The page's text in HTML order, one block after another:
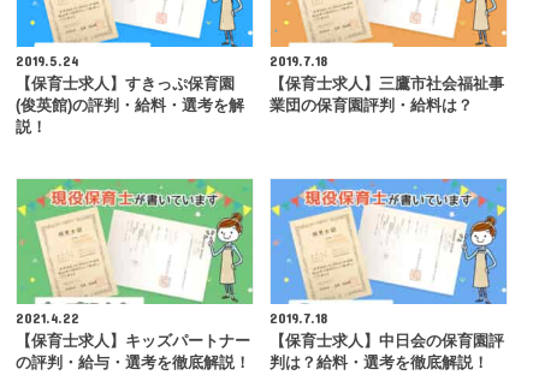
2019.5.24
【保育士求人】すきっぷ保育園
(俊英館)の評判・給料・選考を解
説！
2019.7.18
【保育士求人】三鷹市社会福祉事
業団の保育園評判・給料は？
2021.4.22
【保育士求人】キッズパートナー
の評判・給与・選考を徹底解説！
2019.7.18
【保育士求人】中日会の保育園評
判は？給料・選考を徹底解説！